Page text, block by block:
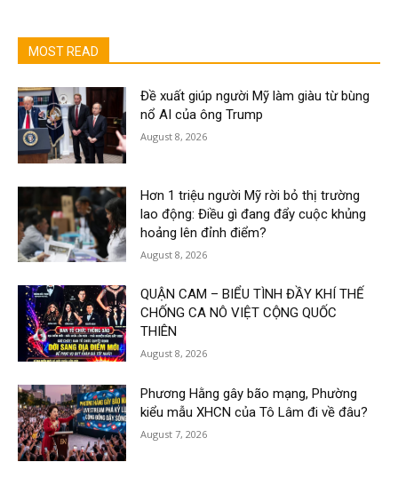
MOST READ
Đề xuất giúp người Mỹ làm giàu từ bùng
nổ AI của ông Trump
August 8, 2026
Hơn 1 triệu người Mỹ rời bỏ thị trường
lao động: Điều gì đang đẩy cuộc khủng
hoảng lên đỉnh điểm?
August 8, 2026
QUẬN CAM – BIỂU TÌNH ĐẦY KHÍ THẾ
CHỐNG CA NÔ VIỆT CỘNG QUỐC
THIÊN
August 8, 2026
Phương Hằng gây bão mạng, Phường
kiểu mẫu XHCN của Tô Lâm đi về đâu?
August 7, 2026